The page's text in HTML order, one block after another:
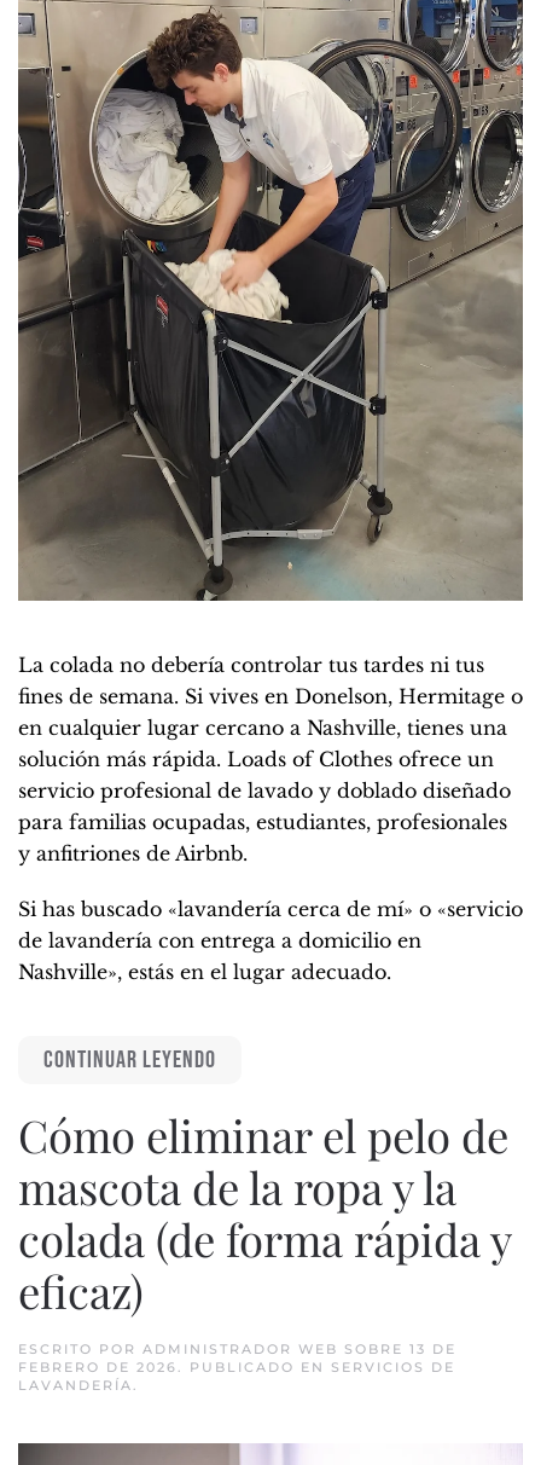
La colada no debería controlar tus tardes ni tus
fines de semana. Si vives en Donelson, Hermitage o
en cualquier lugar cercano a Nashville, tienes una
solución más rápida. Loads of Clothes ofrece un
servicio profesional de lavado y doblado diseñado
para familias ocupadas, estudiantes, profesionales
y anfitriones de Airbnb.
Si has buscado «lavandería cerca de mí» o «servicio
de lavandería con entrega a domicilio en
Nashville», estás en el lugar adecuado.
CONTINUAR LEYENDO
Cómo eliminar el pelo de
mascota de la ropa y la
colada (de forma rápida y
eficaz)
ESCRITO POR ADMINISTRADOR WEB SOBRE 13 DE
FEBRERO DE 2026. PUBLICADO EN SERVICIOS DE
LAVANDERÍA.